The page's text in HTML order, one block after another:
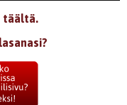
täältä.